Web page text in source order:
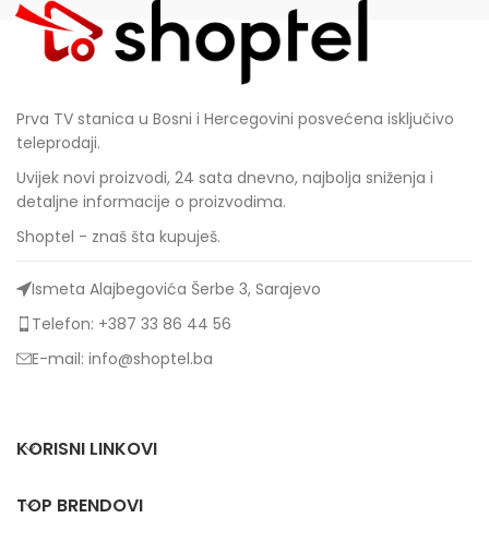
Prva TV stanica u Bosni i Hercegovini posvećena isključivo
teleprodaji.
Uvijek novi proizvodi, 24 sata dnevno, najbolja sniženja i
detaljne informacije o proizvodima.
Shoptel - znaš šta kupuješ.
Ismeta Alajbegovića Šerbe 3, Sarajevo
Telefon: +387 33 86 44 56
E-mail: info@shoptel.ba
KORISNI LINKOVI
TOP BRENDOVI